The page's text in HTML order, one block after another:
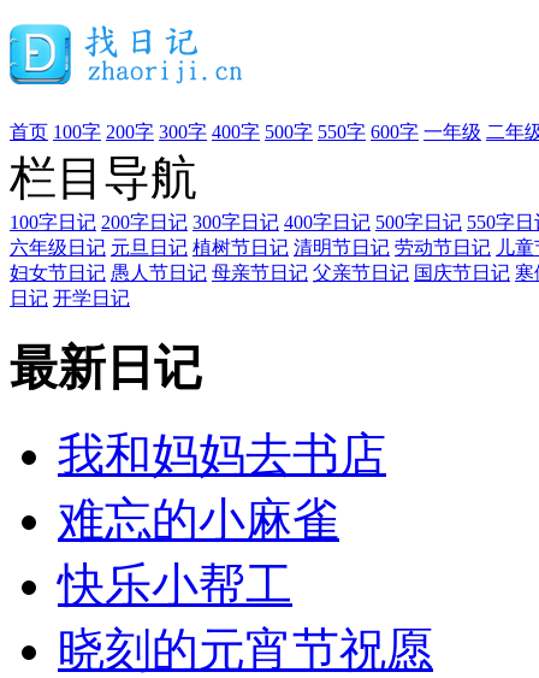
首页 100字 200字 300字 400字 500字 550字 600字 一年级 二年
栏目导航
100字日记 200字日记 300字日记 400字日记 500字日记 550字日
六年级日记 元旦日记 植树节日记 清明节日记 劳动节日记 儿
妇女节日记 愚人节日记 母亲节日记 父亲节日记 国庆节日记 寒
日记 开学日记
最新日记
我和妈妈去书店
难忘的小麻雀
快乐小帮工
晓刻的元宵节祝愿